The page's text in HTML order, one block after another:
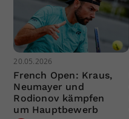
20.05.2026
French Open: Kraus,
Neumayer und
Rodionov kämpfen
um Hauptbewerb